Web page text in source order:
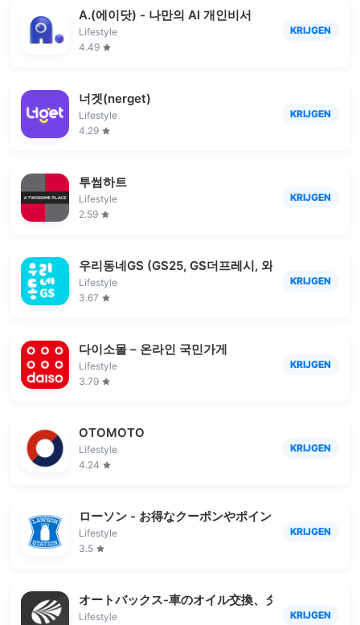
A.(에이닷) - 나만의 AI 개인비서
Lifestyle
4.49
KRIJGEN
너겟(nerget)
Lifestyle
4.29
KRIJGEN
투썸하트
Lifestyle
2.59
KRIJGEN
우리동네GS (GS25, GS더프레시, 와인25플러스)
Lifestyle
3.67
KRIJGEN
다이소몰 – 온라인 국민가게
Lifestyle
3.79
KRIJGEN
OTOMOTO
Lifestyle
4.24
KRIJGEN
ローソン - お得なクーポンやポイントが貯まる
Lifestyle
3.5
KRIJGEN
オートバックス-車のオイル交換、タイヤ交換、車
Lifestyle
KRIJGEN